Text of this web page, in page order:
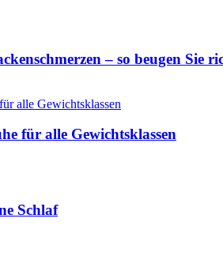
– so beugen Sie
für alle Gewichtsklassen
Schlaf